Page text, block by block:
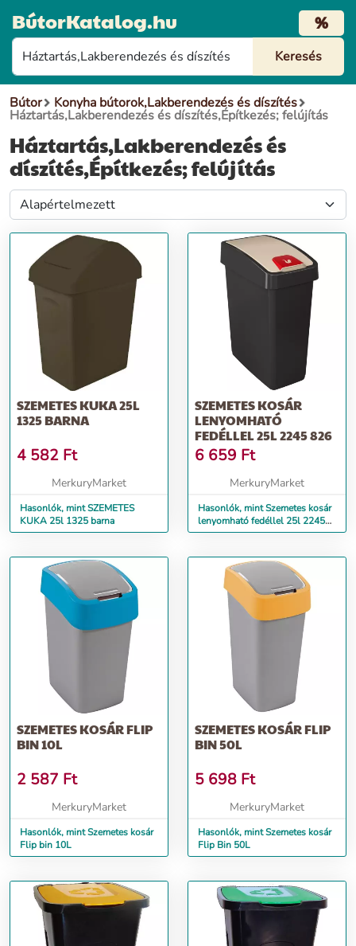
BútorKatalog.hu %
Bútor Konyha bútorok,Lakberendezés és díszítés
Háztartás,Lakberendezés és díszítés,Építkezés; felújítás
Háztartás,Lakberendezés és
díszítés,Építkezés; felújítás
SZEMETES KUKA 25L
1325 BARNA
4 582 Ft
MerkuryMarket
Hasonlók, mint SZEMETES
KUKA 25l 1325 barna
SZEMETES KOSÁR
LENYOMHATÓ
FEDÉLLEL 25L 2245 826
6 659 Ft
MerkuryMarket
Hasonlók, mint Szemetes kosár
lenyomható fedéllel 25l 2245
826
SZEMETES KOSÁR FLIP
BIN 10L
2 587 Ft
MerkuryMarket
Hasonlók, mint Szemetes kosár
Flip bin 10L
SZEMETES KOSÁR FLIP
BIN 50L
5 698 Ft
MerkuryMarket
Hasonlók, mint Szemetes kosár
Flip Bin 50L